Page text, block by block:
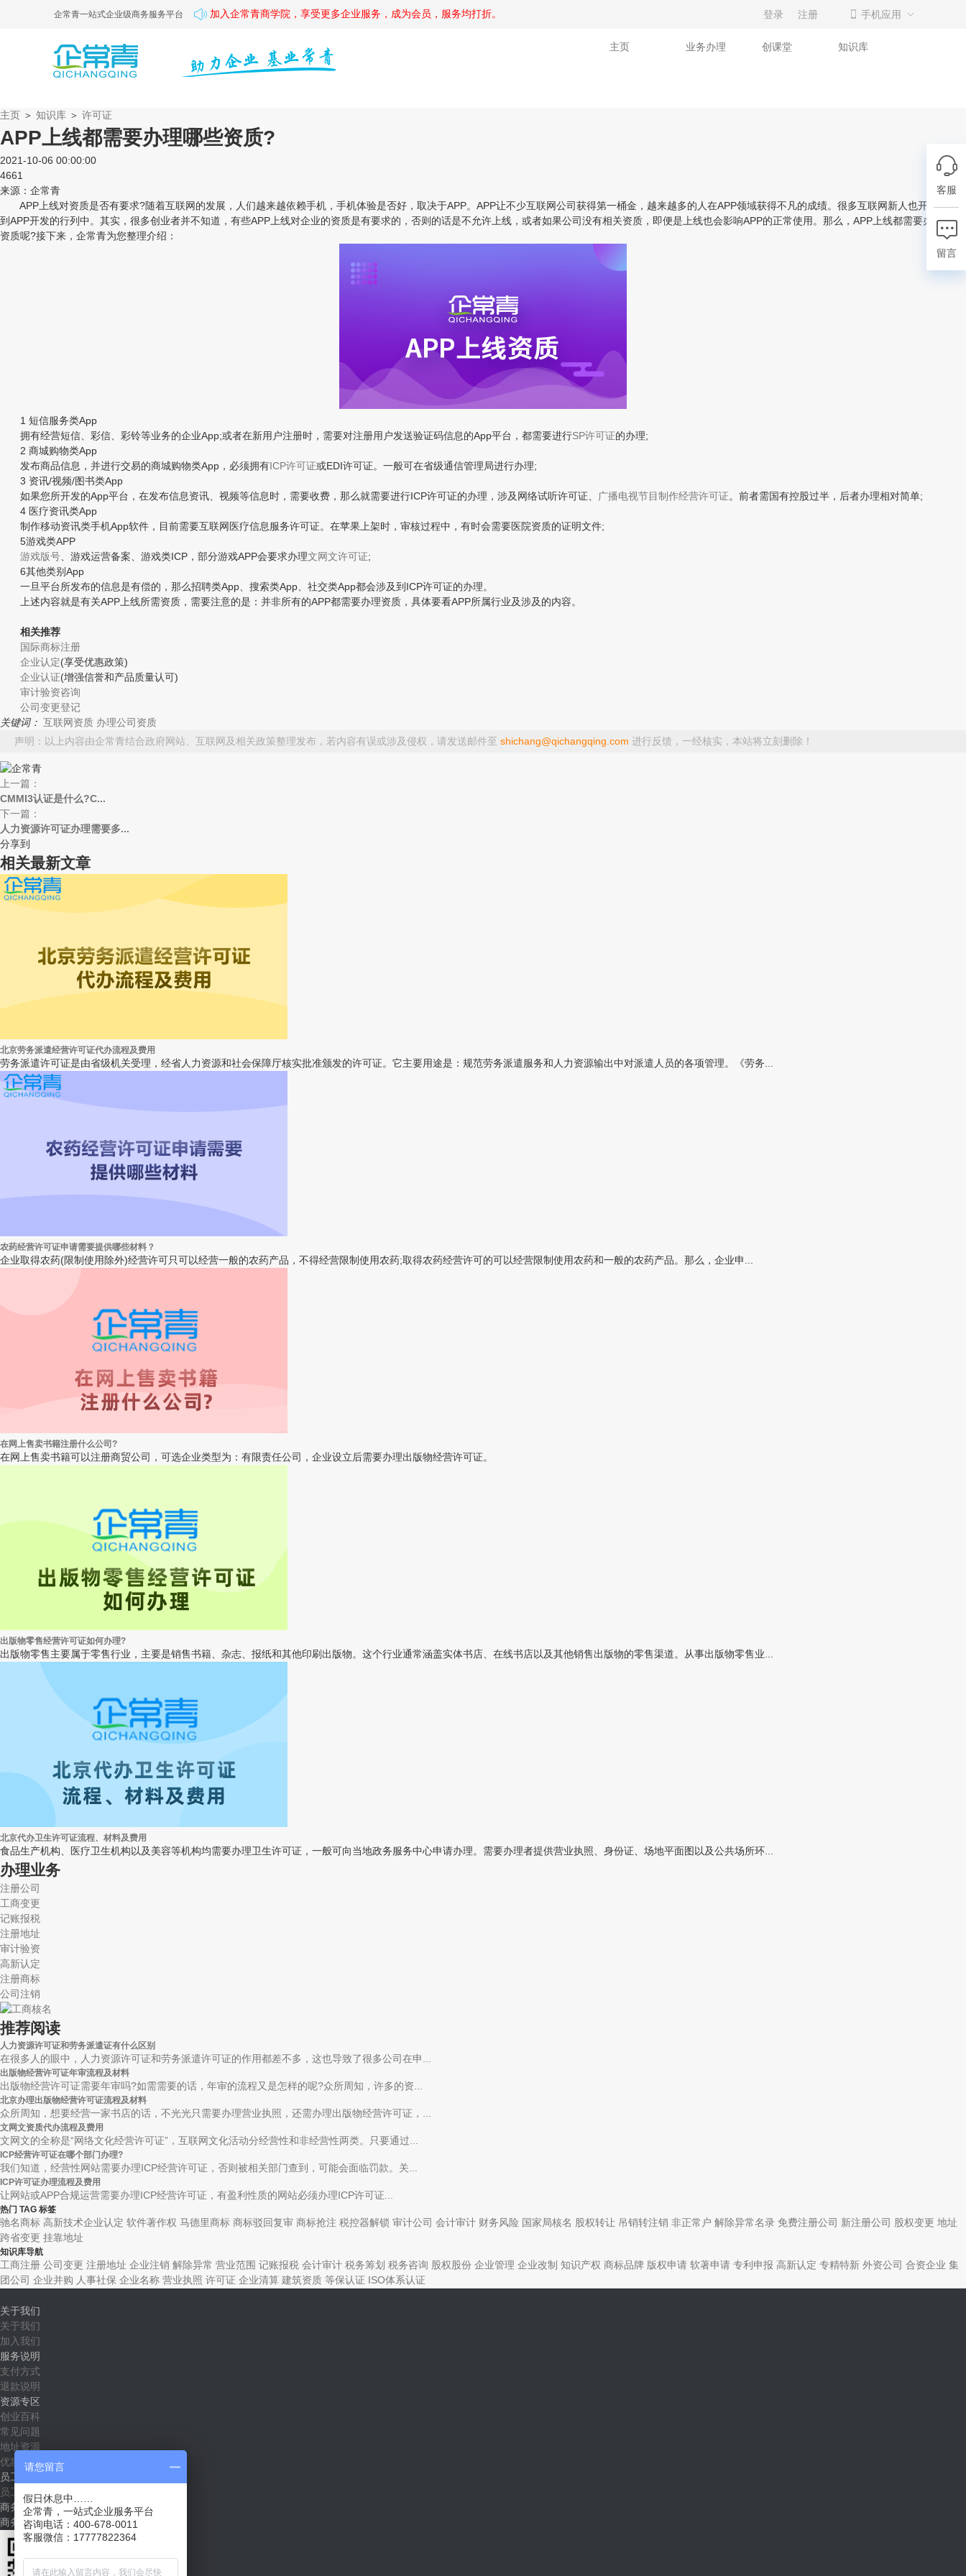
登录 注册 手机应用
企常青一站式企业级商务服务平台 加入企常青商学院，享受更多企业服务，成为会员，服务均打折。
主页 业务办理 创课堂 知识库
主页 ＞ 知识库 ＞ 许可证
APP上线都需要办理哪些资质?
2021-10-06 00:00:00
4661
来源：企常青
APP上线对资质是否有要求?随着互联网的发展，人们越来越依赖手机，手机体验是否好，取决于APP。APP让不少互联网公司获得第一桶金，越来越多的人在APP领域获得不凡的成绩。很多互联网新人也开始加入
到APP开发的行列中。其实，很多创业者并不知道，有些APP上线对企业的资质是有要求的，否则的话是不允许上线，或者如果公司没有相关资质，即便是上线也会影响APP的正常使用。那么，APP上线都需要办理哪些
资质呢?接下来，企常青为您整理介绍：
1 短信服务类App
拥有经营短信、彩信、彩铃等业务的企业App;或者在新用户注册时，需要对注册用户发送验证码信息的App平台，都需要进行SP许可证的办理;
2 商城购物类App
发布商品信息，并进行交易的商城购物类App，必须拥有ICP许可证或EDI许可证。一般可在省级通信管理局进行办理;
3 资讯/视频/图书类App
如果您所开发的App平台，在发布信息资讯、视频等信息时，需要收费，那么就需要进行ICP许可证的办理，涉及网络试听许可证、
广播电视节目制作经营许可证。前者需国有控股过半，后者办理相对简单;
4 医疗资讯类App
制作移动资讯类手机App软件，目前需要互联网医疗信息服务许可证。在苹果上架时，审核过程中，有时会需要医院资质的证明文件;
5游戏类APP
游戏版号 、游戏运营备案、游戏类ICP，部分游戏APP会要求办理文网文许可证;
6其他类别App
一旦平台所发布的信息是有偿的，那么招聘类App、搜索类App、社交类App都会涉及到ICP许可证的办理。
上述内容就是有关APP上线所需资质，需要注意的是：并非所有的APP都需要办理资质，具体要看APP所属行业及涉及的内容。
相关推荐
国际商标注册
企业认定(享受优惠政策)
企业认证(增强信誉和产品质量认可)
审计验资咨询
公司变更登记
关键词： 互联网资质 办理公司资质
声明：以上内容由企常青结合政府网站、互联网及相关政策整理发布，若内容有误或涉及侵权，请发送邮件至 shichang@qichangqing.com 进行反馈，一经核实，本站将立刻删除！
上一篇：
CMMI3认证是什么?C...
下一篇：
人力资源许可证办理需要多...
分享到
相关最新文章
北京劳务派遣经营许可证代办流程及费用
劳务派遣许可证是由省级机关受理，经省人力资源和社会保障厅核实批准颁发的许可证。它主要用途是：规范劳务派遣服务和人力资源输出中对派遣人员的各项管理。《劳务...
农药经营许可证申请需要提供哪些材料？
企业取得农药(限制使用除外)经营许可只可以经营一般的农药产品，不得经营限制使用农药;取得农药经营许可的可以经营限制使用农药和一般的农药产品。那么，企业申...
在网上售卖书籍注册什么公司?
在网上售卖书籍可以注册商贸公司，可选企业类型为：有限责任公司，企业设立后需要办理出版物经营许可证。
出版物零售经营许可证如何办理?
出版物零售主要属于零售行业，主要是销售书籍、杂志、报纸和其他印刷出版物。这个行业通常涵盖实体书店、在线书店以及其他销售出版物的零售渠道。从事出版物零售业...
北京代办卫生许可证流程、材料及费用
食品生产机构、医疗卫生机构以及美容等机构均需要办理卫生许可证，一般可向当地政务服务中心申请办理。需要办理者提供营业执照、身份证、场地平面图以及公共场所环...
办理业务
注册公司
工商变更
记账报税
注册地址
审计验资
高新认定
注册商标
公司注销
推荐阅读
人力资源许可证和劳务派遣证有什么区别
在很多人的眼中，人力资源许可证和劳务派遣许可证的作用都差不多，这也导致了很多公司在申...
出版物经营许可证年审流程及材料
出版物经营许可证需要年审吗?如需需要的话，年审的流程又是怎样的呢?众所周知，许多的资...
北京办理出版物经营许可证流程及材料
众所周知，想要经营一家书店的话，不光光只需要办理营业执照，还需办理出版物经营许可证，...
文网文资质代办流程及费用
文网文的全称是“网络文化经营许可证”，互联网文化活动分经营性和非经营性两类。只要通过...
ICP经营许可证在哪个部门办理?
我们知道，经营性网站需要办理ICP经营许可证，否则被相关部门查到，可能会面临罚款。关...
ICP许可证办理流程及费用
让网站或APP合规运营需要办理ICP经营许可证，有盈利性质的网站必须办理ICP许可证...
热门 TAG 标签
驰名商标 高新技术企业认定 软件著作权 马德里商标 商标驳回复审 商标抢注 税控器解锁 审计公司 会计审计 财务风险 国家局核名 股权转让 吊销转注销 非正常户 解除异常名录 免费注册公司 新注册公司 股权变更 地址
跨省变更 挂靠地址
知识库导航
工商注册 公司变更 注册地址 企业注销 解除异常 营业范围 记账报税 会计审计 税务筹划 税务咨询 股权股份 企业管理 企业改制 知识产权 商标品牌 版权申请 软著申请 专利申报 高新认定 专精特新 外资公司 合资企业 集
团公司 企业并购 人事社保 企业名称 营业执照 许可证 企业清算 建筑资质 等保认证 ISO体系认证
关于我们
关于我们
加入我们
服务说明
支付方式
退款说明
资源专区
创业百科
常见问题
地址资源
优惠套餐
员工社区
员工入口
商务合作
商务合作（shichang@qichangqing.com）
客服
留言
请您留言
假日休息中……
企常青，一站式企业服务平台
咨询电话：400-678-0011
客服微信：17777822364